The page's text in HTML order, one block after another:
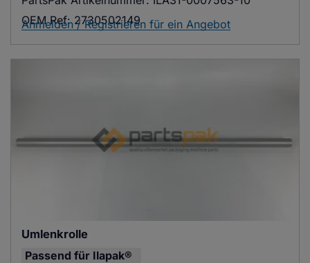
OEM Ref: 2730502149
Anmelden / Registrieren für ein Angebot
Umlenkrolle
Passend für Ilapak®